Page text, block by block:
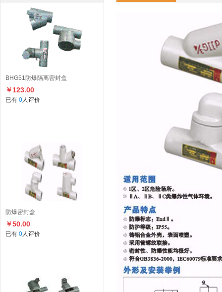
BHG51防爆隔离密封盒
￥123.00
已有 0人评价
防爆密封盒
￥50.00
已有 0人评价